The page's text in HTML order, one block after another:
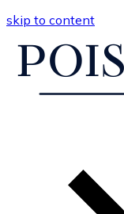
skip to content